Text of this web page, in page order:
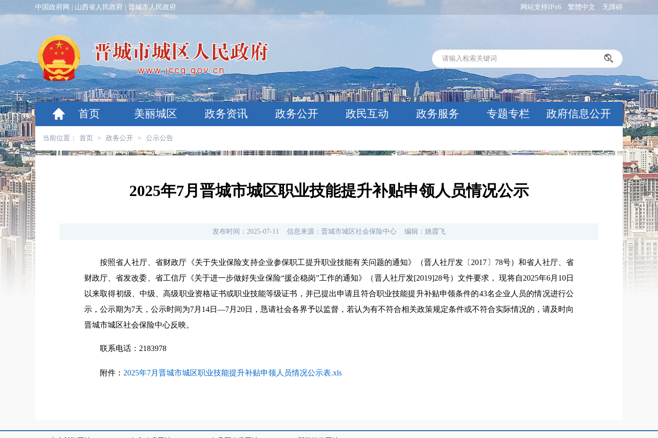
中国政府网 山西省人民政府 晋城市人民政府 网站支持IPv6 繁體中文 无障碍
首页 美丽城区 政务资讯 政务公开 政民互动 政务服务 专题专栏 政府信息公开
当前位置： 首页 > 政务公开 > 公示公告
2025年7月晋城市城区职业技能提升补贴申领人员情况公示
发布时间： 2025-07-11 信息来源： 晋城市城区社会保险中心 编辑： 姚霞飞
按照省人社厅、省财政厅《关于失业保险支持企业参保职工提升职业技能有关问题的通知》（晋人社厅发〔2017〕78号）和省人社厅、省
财政厅、省发改委、省工信厅《关于进一步做好失业保险“援企稳岗”工作的通知》（晋人社厅发[2019]28号）文件要求， 现将自2025年6月10日
以来取得初级、中级、高级职业资格证书或职业技能等级证书，并已提出申请且符合职业技能提升补贴申领条件的43名企业人员的情况进行公
示，公示期为7天，公示时间为7月14日—7月20日，恳请社会各界予以监督，若认为有不符合相关政策规定条件或不符合实际情况的，请及时向
晋城市城区社会保险中心反映。
联系电话：2183978
附件： 2025年7月晋城市城区职业技能提升补贴申领人员情况公示表.xls